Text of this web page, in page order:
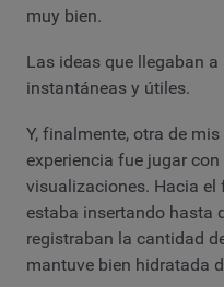
muy bien.
Las ideas que llegaban
instantáneas y útiles.
Y, finalmente, otra de
experiencia fue jugar
visualizaciones. Hacia
estaba insertando hasta
registraban la cantidad
mantuve bien hidratada